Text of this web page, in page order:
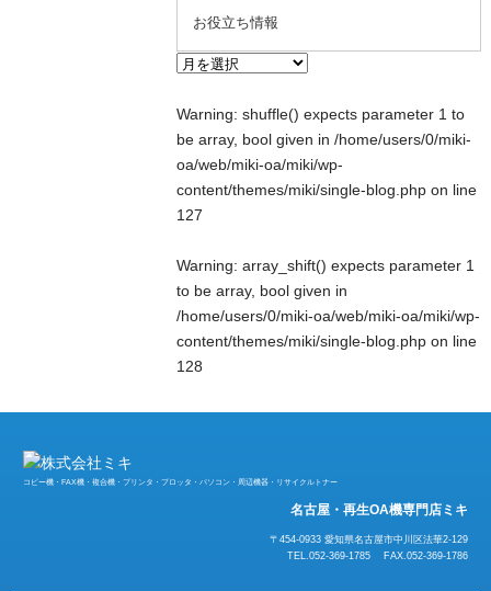
お役立ち情報
Warning: shuffle() expects parameter 1 to
be array, bool given in/home/users/0/miki-
oa/web/miki-oa/miki/wp-
content/themes/miki/single-blog.php on line
127
Warning: array_shift() expects parameter 1
to be array, bool given in
/home/users/0/miki-oa/web/miki-oa/miki/wp-
content/themes/miki/single-blog.php on line
128
コピー機・FAX機・複合機・プリンタ・プロッタ・パソコン・周辺機器・リサイクルトナー
名古屋・再生OA機専門店ミキ
〒454-0933 愛知県名古屋市中川区法華2-129
TEL.052-369-1785 FAX.052-369-1786